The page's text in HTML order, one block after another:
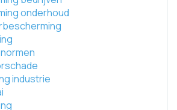
onderhoud
industrie